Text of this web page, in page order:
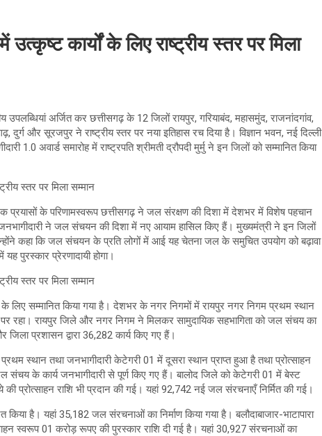
कार्यों के लिए राष्ट्रीय स्तर पर मिला
अर्जित कर छत्तीसगढ़ के 12 जिलों रायपुर, गरियाबंद, महासमुंद, राजनांदगांव,
दुर्ग और सूरजपुर ने राष्ट्रीय स्तर पर नया इतिहास रच दिया है। विज्ञान भवन, नई दिल्ली
अवार्ड समारोह में राष्ट्रपति श्रीमती द्रौपदी मुर्मु ने इन जिलों को सम्मानित किया
के परिणामस्वरूप छत्तीसगढ़ ने जल संरक्षण की दिशा में देशभर में विशेष पहचान
ने जल संचयन की दिशा में नए आयाम हासिल किए हैं। मुख्यमंत्री ने इन जिलों
कहा कि जल संचयन के प्रति लोगों में आई यह चेतना जल के समुचित उपयोग को बढ़ावा
पुरस्कार प्रेरणादायी होगा।
लिए सम्मानित किया गया है। देशभर के नगर निगमों में रायपुर नगर निगम प्रथम स्थान
पर रहा। रायपुर जिले और नगर निगम ने मिलकर सामुदायिक सहभागिता को जल संचय का
जिला प्रशासन द्वारा 36,282 कार्य किए गए हैं।
स्थान तथा जनभागीदारी केटेगरी 01 में दूसरा स्थान प्राप्त हुआ है तथा प्रोत्साहन
के कार्य जनभागीदारी से पूर्ण किए गए हैं। बालोद जिले को केटेगरी 01 में बेस्ट
प्रोत्साहन राशि भी प्रदान की गई। यहां 92,742 नई जल संरचनाएँ निर्मित की गई।
है। यहां 35,182 जल संरचनाओं का निर्माण किया गया है। बलौदाबाजार-भाटापारा
स्वरूप 01 करोड़ रूपए की पुरस्कार राशि दी गई है। यहां 30,927 संरचनाओं का